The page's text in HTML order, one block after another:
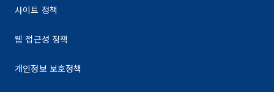
사이트 정책
웹 접근성 정책
개인정보 보호정책